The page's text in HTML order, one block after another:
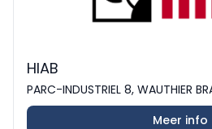
HIAB
PARC-INDUSTRIEL 8, WAUTHIER
Meer info